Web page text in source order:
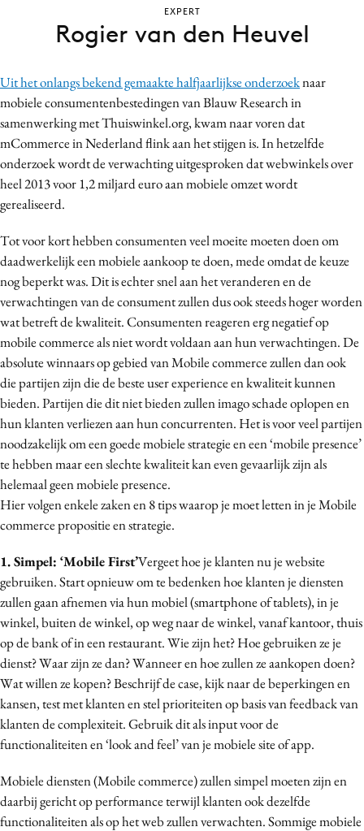
Campagnes
Contentmarketing
Craft
Customer Experience
Data & Insights
Design
Digital transformation
Diversiteit
Effectiviteit
Gedragsverandering
Influencer marketing
Interne communicatie
Martech
Media
Merkstrategie
PR
Programmatic
Purpose Marketing
Reputatie & crisis
Uit het onlangs bekend gemaakte halfjaarlijkse onderzoeknaar
mobiele consumentenbestedingen van Blauw Research in
samenwerking met Thuiswinkel.org, kwam naar voren dat
mCommerce in Nederland flink aan het stijgen is. In hetzelfde
onderzoek wordt de verwachting uitgesproken dat webwinkels over
heel 2013 voor 1,2 miljard euro aan mobiele omzet wordt
gerealiseerd.
Tot voor kort hebben consumenten veel moeite moeten doen om
daadwerkelijk een mobiele aankoop te doen, mede omdat de keuze
nog beperkt was. Dit is echter snel aan het veranderen en de
verwachtingen van de consument zullen dus ook steeds hoger worden
wat betreft de kwaliteit. Consumenten reageren erg negatief op
mobile commerce als niet wordt voldaan aan hun verwachtingen. De
absolute winnaars op gebied van Mobile commerce zullen dan ook
die partijen zijn die de beste user experience en kwaliteit kunnen
bieden. Partijen die dit niet bieden zullen imago schade oplopen en
hun klanten verliezen aan hun concurrenten. Het is voor veel partijen
noodzakelijk om een goede mobiele strategie en een ‘mobile presence’
te hebben maar een slechte kwaliteit kan even gevaarlijk zijn als
helemaal geen mobiele presence.
Hier volgen enkele zaken en 8 tips waarop je moet letten in je Mobile
commerce propositie en strategie.
1. Simpel: ‘Mobile First’Vergeet hoe je klanten nu je website
gebruiken. Start opnieuw om te bedenken hoe klanten je diensten
zullen gaan afnemen via hun mobiel (smartphone of tablets), in je
winkel, buiten de winkel, op weg naar de winkel, vanaf kantoor, thuis
op de bank of in een restaurant. Wie zijn het? Hoe gebruiken ze je
dienst? Waar zijn ze dan? Wanneer en hoe zullen ze aankopen doen?
Wat willen ze kopen? Beschrijf de case, kijk naar de beperkingen en
kansen, test met klanten en stel prioriteiten op basis van feedback van
klanten de complexiteit. Gebruik dit als input voor de
functionaliteiten en ‘look and feel’ van je mobiele site of app.
Mobiele diensten (Mobile commerce) zullen simpel moeten zijn en
daarbij gericht op performance terwijl klanten ook dezelfde
functionaliteiten als op het web zullen verwachten. Sommige mobiele
EXPERT
Rogier van den Heuvel